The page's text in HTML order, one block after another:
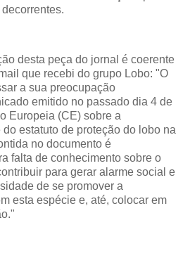
desta peça do jornal é coerente
que recebi do grupo Lobo: "O
a sua preocupação
emitido no passado dia 4 de
Europeia (CE) sobre a
estatuto de proteção do lobo na
no documento é
falta de conhecimento sobre o
para gerar alarme social e
de se promover a
esta espécie e, até, colocar em